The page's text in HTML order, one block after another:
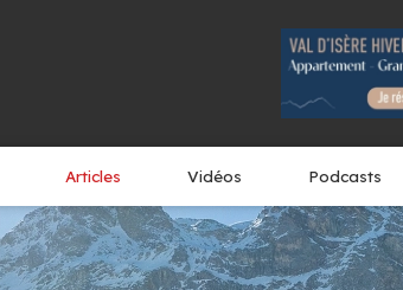
Articles Vidéos Podcasts